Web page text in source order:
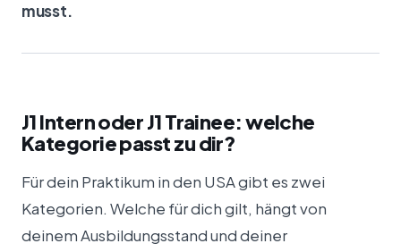
musst.
J1 Intern oder J1 Trainee: welche
Kategorie passt zu dir?
Für dein Praktikum in den USA gibt es zwei
Kategorien. Welche für dich gilt, hängt von
deinem Ausbildungsstand und deiner